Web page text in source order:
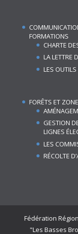
FORMATIONS
CHARTE
LA LETTRE
LES
FORÊTS ET
GESTION
LIGNES
LES
RÉCOLTE
Fédération
"Les Basses